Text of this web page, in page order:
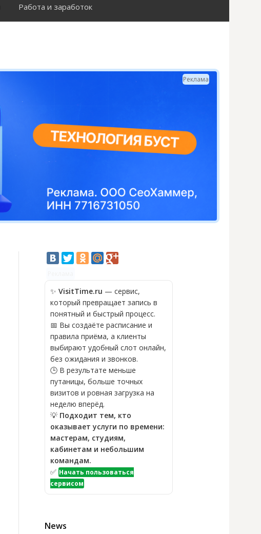
Работа и заработок
й
и
:
Реклама
✨ VisitTime.ru — сервис,
который превращает запись в
понятный и быстрый процесс.
📅 Вы создаёте расписание и
правила приёма, а клиенты
выбирают удобный слот онлайн,
без ожидания и звонков.
🕒 В результате меньше
путаницы, больше точных
визитов и ровная загрузка на
неделю вперёд.
💡 Подходит тем, кто
оказывает услуги по времени:
мастерам, студиям,
кабинетам и небольшим
командам.
✅ Начать пользоваться
сервисом
News